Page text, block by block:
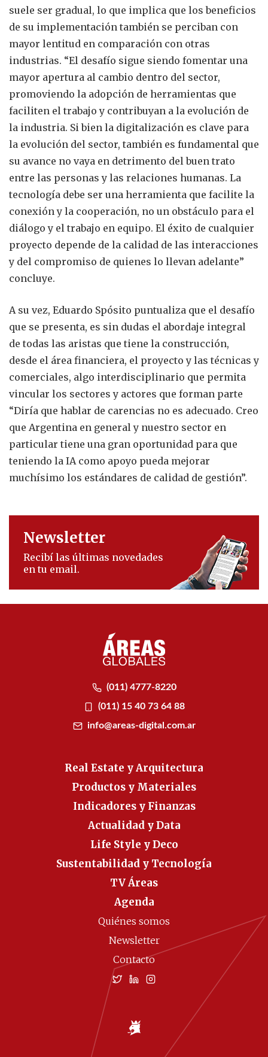
suele ser gradual, lo que implica que los beneficios
de su implementación también se perciban con
mayor lentitud en comparación con otras
industrias. “El desafío sigue siendo fomentar una
mayor apertura al cambio dentro del sector,
promoviendo la adopción de herramientas que
faciliten el trabajo y contribuyan a la evolución de
la industria. Si bien la digitalización es clave para
la evolución del sector, también es fundamental que
su avance no vaya en detrimento del buen trato
entre las personas y las relaciones humanas. La
tecnología debe ser una herramienta que facilite la
conexión y la cooperación, no un obstáculo para el
diálogo y el trabajo en equipo. El éxito de cualquier
proyecto depende de la calidad de las interacciones
y del compromiso de quienes lo llevan adelante”
concluye.
A su vez, Eduardo Spósito puntualiza que el desafío
que se presenta, es sin dudas el abordaje integral
de todas las aristas que tiene la construcción,
desde el área financiera, el proyecto y las técnicas y
comerciales, algo interdisciplinario que permita
vincular los sectores y actores que forman parte
“Diría que hablar de carencias no es adecuado. Creo
que Argentina en general y nuestro sector en
particular tiene una gran oportunidad para que
teniendo la IA como apoyo pueda mejorar
muchísimo los estándares de calidad de gestión”.
Newsletter
Recibí las últimas novedades
en tu email.
(011) 4777-8220
(011) 15 40 73 64 88
info@areas-digital.com.ar
Real Estate y Arquitectura
Productos y Materiales
Indicadores y Finanzas
Actualidad y Data
Life Style y Deco
Sustentabilidad y Tecnología
TV Áreas
Agenda
Quiénes somos
Newsletter
Contacto